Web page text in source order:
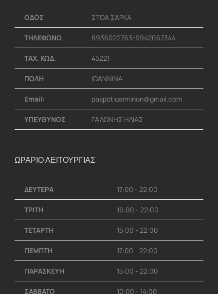
ΟΔΟΣ ΣΤΟΑ ΣΑΡΚΑ
ΤΗΛΕΦΩΝΟ 6936022763-6942067344
ΤΑΧ. ΚΩΔ. 45221
ΠΟΛΗ ΙΩΑΝΝΙΝΑ
Email: paspotioanninon@gmail.com
ΥΠΕΥΘΥΝΟΣ ΓΑΛΩΝΗΣ ΗΛΙΑΣ
ΩΡΑΡΙΟ ΛΕΙΤΟΥΡΓΙΑΣ
ΔΕΥΤΕΡΑ 17:00 - 22:00
ΤΡΙΤΗ 16:00 - 22:00
ΤΕΤΑΡΤΗ 15:00 - 22:00
ΠΕΜΠΤΗ 17:00 - 22:00
ΠΑΡΑΣΚΕΥΗ 15:00 - 22:00
ΣΑΒΒΑΤΟ 10:00 - 14:00